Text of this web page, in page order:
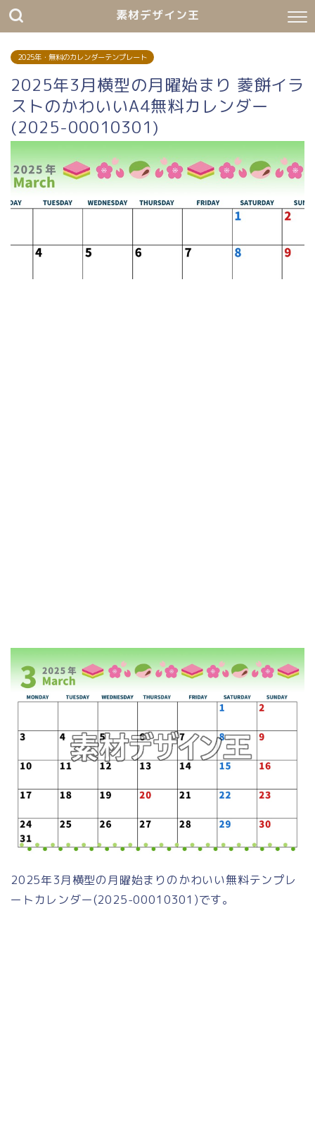
素材デザイン王
2025年・無料のカレンダーテンプレート
2025年3月横型の月曜始まり 菱餅イラ
ストのかわいいA4無料カレンダー
(2025-00010301)
2025年3月横型の月曜始まりのかわいい無料テンプレ
ートカレンダー(2025-00010301)です。